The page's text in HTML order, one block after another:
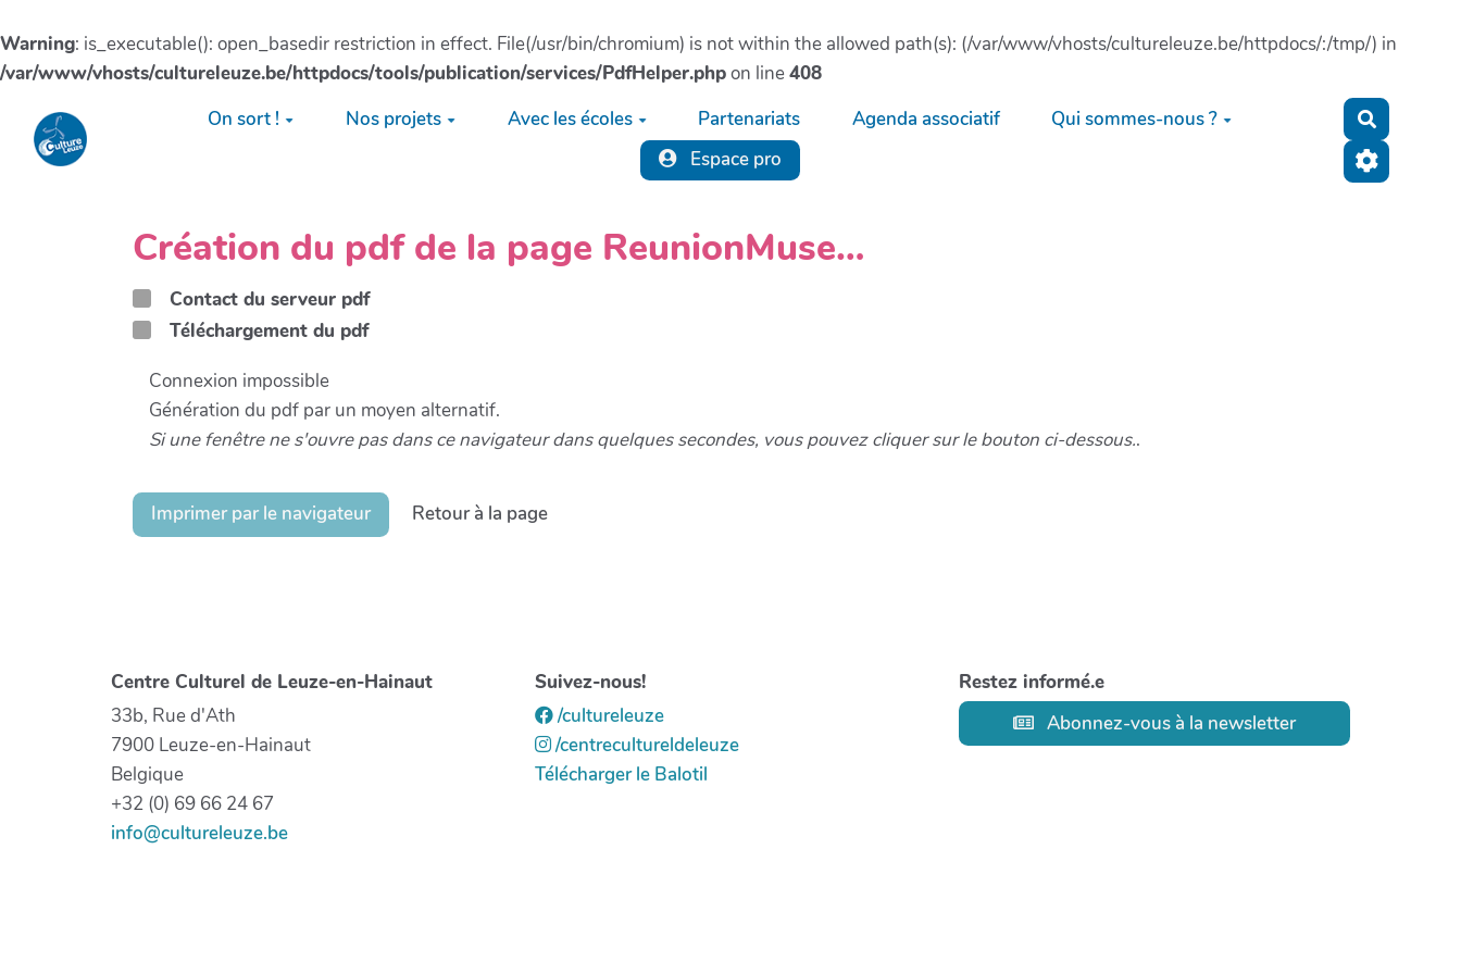
Warning: is_executable(): open_basedir restriction in effect. File(/usr/bin/chromium) is not within the allowed path(s): (/var/www/vhosts/cultureleuze.be/httpdocs/:/tmp/) in
/var/www/vhosts/cultureleuze.be/httpdocs/tools/publication/services/PdfHelper.phpon line408
Aller au contenu principalOn sort ! Nos projets Avec les écoles Partenariats Agenda associatif
Qui sommes-nous ?
Espace pro
Création du pdf de la page ReunionMuse…
Contact du serveur pdf
Téléchargement du pdf
Connexion impossible
Génération du pdf par un moyen alternatif.
Si une fenêtre ne s'ouvre pas dans ce navigateur dans quelques secondes, vous pouvez cliquer sur le bouton ci-dessous..
Imprimer par le navigateur Retour à la page
Centre Culturel de Leuze-en-Hainaut
33b, Rue d'Ath
7900 Leuze-en-Hainaut
Belgique
+32 (0) 69 66 24 67
info@cultureleuze.be
Suivez-nous!
/cultureleuze
/centrecultureldeleuze
Télécharger le Balotil
Restez informé.e
Abonnez-vous à la newsletter